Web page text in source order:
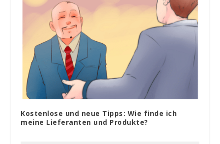
Kostenlose und neue Tipps: Wie finde ich
meine Lieferanten und Produkte?